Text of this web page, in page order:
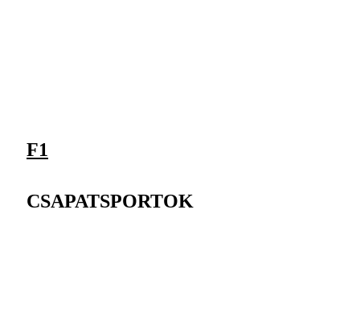
F1
CSAPATSPORTOK